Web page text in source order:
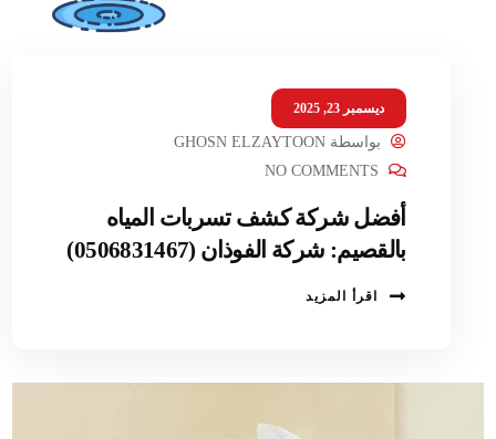
ديسمبر 23, 2025
بواسطةGHOSN ELZAYTOON
NO COMMENTS
أفضل شركة كشف تسربات المياه
بالقصيم: شركة الفوذان (0506831467)
اقرأ المزيد